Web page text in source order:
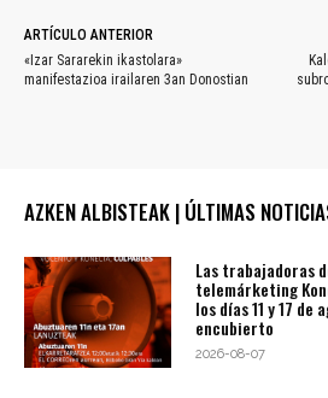
ARTÍCULO ANTERIOR
«Izar Sararekin ikastolara»
manifestazioa irailaren 3an Donostian
AZKEN ALBISTEAK | ÚLTIMAS
Las trabajadoras
telemárketing
los días 11 y 17 de
encubierto
2026-08-07